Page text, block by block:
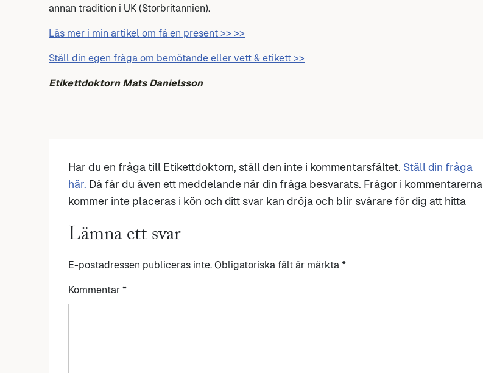
annan tradition i UK (Storbritannien).
Läs mer i min artikel om få en present >> >>
Ställ din egen fråga om bemötande eller vett & etikett >>
Etikettdoktorn Mats Danielsson
Har du en fråga till Etikettdoktorn, ställ den inte i kommentarsfältet. Ställ din fråga
här. Då får du även ett meddelande när din fråga besvarats. Frågor i kommentarerna
kommer inte placeras i kön och ditt svar kan dröja och blir svårare för dig att hitta
Lämna ett svar
E-postadressen publiceras inte. Obligatoriska fält är märkta *
Kommentar *